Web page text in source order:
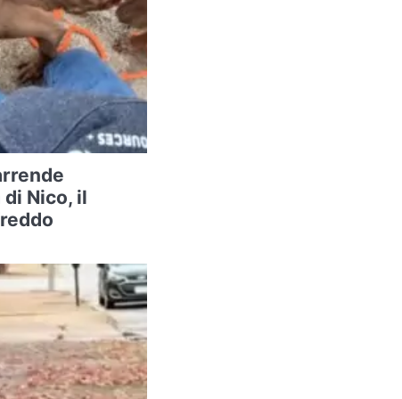
di Nico, il